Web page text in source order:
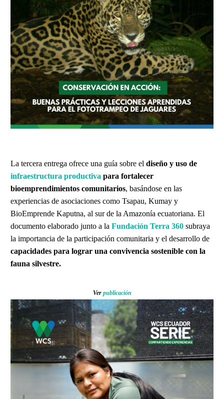
La tercera entrega ofrece una guía sobre el diseño y uso de
infraestructura productiva para fortalecer
bioemprendimientos comunitarios, basándose en las
experiencias de asociaciones como Tsapau, Kumay y
BioEmprende Kaputna, al sur de la Amazonía ecuatoriana. El
documento elaborado junto a la Fundación Terra 360 subraya
la importancia de la participación comunitaria y el desarrollo de
capacidades para lograr una convivencia sostenible con la
fauna silvestre.
Ver publicación